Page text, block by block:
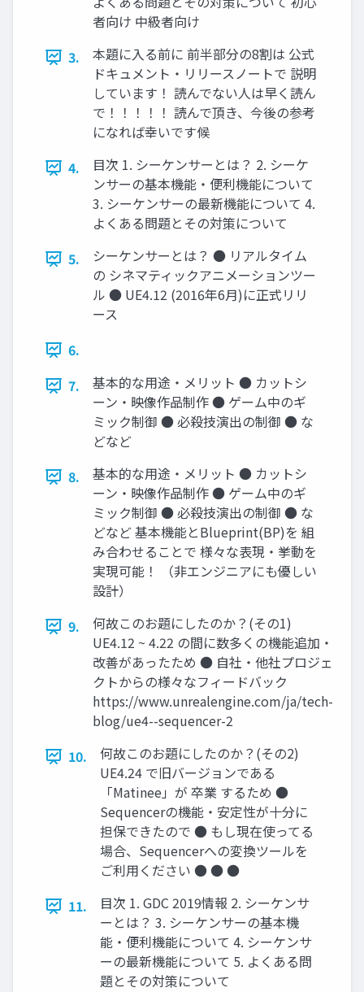
者向け 中級者向け
3.
本題に入る前に 前半部分の8割は 公式
ドキュメント・リリースノートで 説明
しています！ 読んでない人は早く読ん
で！！！！！ 読んで頂き、今後の参考
になれば幸いです候
4.
目次 1. シーケンサーとは？ 2. シーケ
ンサーの基本機能・便利機能について
3. シーケンサーの最新機能について 4.
よくある問題とその対策について
5.
シーケンサーとは？ ● リアルタイム
の シネマティックアニメーションツー
ル ● UE4.12 (2016年6月)に正式リリ
ース
6.
7.
基本的な用途・メリット ● カットシ
ーン・映像作品制作 ● ゲーム中のギ
ミック制御 ● 必殺技演出の制御 ● な
どなど
8.
基本的な用途・メリット ● カットシ
ーン・映像作品制作 ● ゲーム中のギ
ミック制御 ● 必殺技演出の制御 ● な
どなど 基本機能とBlueprint(BP)を 組
み合わせることで 様々な表現・挙動を
実現可能！ （非エンジニアにも優しい
設計）
9.
何故このお題にしたのか？(その1)
UE4.12 ~ 4.22 の間に数多くの機能追加・
改善があったため ● 自社・他社プロジェ
クトからの様々なフィードバック
https://www.unrealengine.com/ja/tech-
blog/ue4--sequencer-2
10.
何故このお題にしたのか？(その2)
UE4.24 で旧バージョンである
「Matinee」が 卒業 するため ●
Sequencerの機能・安定性が十分に
担保できたので ● もし現在使ってる
場合、Sequencerへの変換ツールを
ご利用ください ● ● ●
11.
目次 1. GDC 2019情報 2. シーケンサ
ーとは？ 3. シーケンサーの基本機
能・便利機能について 4. シーケンサ
ーの最新機能について 5. よくある問
題とその対策について